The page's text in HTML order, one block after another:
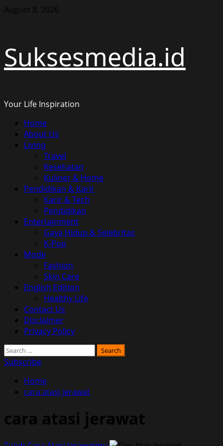
Skip
August 8, 2026
Suksesmedia.id
Your Life Inspiration
Primary
Menu
Home
About Us
Living
Travel
Kesehatan
Kuliner & Home
Pendidikan & Karir
Karir & Tech
Pendidikan
Entertainment
Gaya Hidup & Selebritas
K-Pop
Mode
Fashion
Skin Care
English Edition
Healthy Life
Contact Us
Disclaimer
Privacy Policy
Search
for:
Subscribe
Home
cara atasi jerawat
cara atasi jerawat